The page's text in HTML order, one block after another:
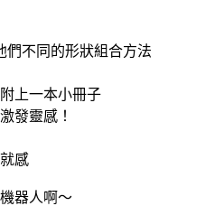
們不同的形狀組合方法
上一本小冊子
發靈感！
感
器人啊～